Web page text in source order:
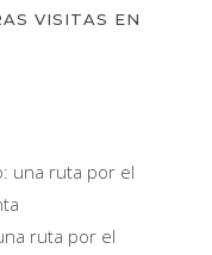
VISITAS EN
ruta por el